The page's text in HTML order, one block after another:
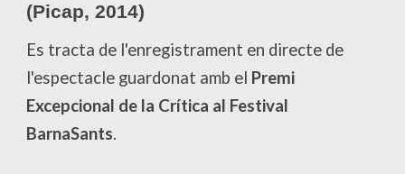
(Picap, 2014)
Es tracta de l'enregistrament en directe de
l'espectacle guardonat amb el Premi
Excepcional de la Crítica al Festival
BarnaSants.